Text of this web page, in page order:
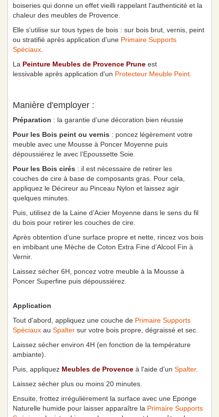
boiseries qui donne un effet vieilli rappelant l'authenticité et la
chaleur des meubles de Provence.
Elle s'utilise sur tous types de bois : sur bois brut, vernis, peint
ou stratifié après application d'une Primaire Supports
Spéciaux
La Peinture Meubles de Provence Prune est
lessivable après application d'un Protecteur Meuble Peint
Manière d'employer :
Préparation : la garantie d’une décoration bien réussie
Pour les Bois peint ou vernis : poncez légèrement votre
meuble avec une Mousse à Poncer Moyenne puis
dépoussiérez le avec l’Epoussette Soie.
Pour les Bois cirés : il est nécessaire de retirer les
couches de cire à base de composants gras. Pour cela,
appliquez le Décireur au Pinceau Nylon et laissez agir
quelques minutes.
Puis, utilisez de la Laine d’Acier Moyenne dans le sens du fil
du bois pour retirer les couches de cire.
Après obtention d'une surface propre et nette, rincez vos bois
en imbibant une Mèche de Coton Extra Fine d’Alcool Fin à
Vernir.
Laissez sécher 6H, poncez votre meuble à la Mousse à
Poncer Superfine puis dépoussiérez.
Application
Tout d'abord, appliquez une couche de Primaire Supports
Spéciaux au Spalter sur votre bois propre, dégraissé et sec.
Laissez sécher environ 4H (en fonction de la température
ambiante).
Puis, appliquez Meubles de Provence à l'aide d'un Spalter.
Laissez sécher plus ou moins 20 minutes.
Ensuite, frottez irrégulièrement la surface avec une Eponge
Naturelle humide pour laisser apparaître la Primaire Supports